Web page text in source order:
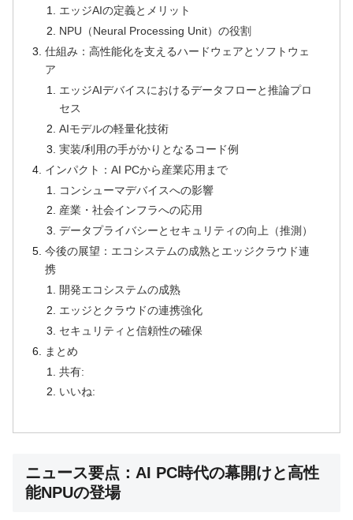
エッジAIの定義とメリット
NPU（Neural Processing Unit）の役割
仕組み：高性能化を支えるハードウェアとソフトウェ
ア
エッジAIデバイスにおけるデータフローと推論プロ
セス
AIモデルの軽量化技術
実装/利用の手がかりとなるコード例
インパクト：AI PCから産業応用まで
コンシューマデバイスへの影響
産業・社会インフラへの応用
データプライバシーとセキュリティの向上（推測）
今後の展望：エコシステムの成熟とエッジクラウド連
携
開発エコシステムの成熟
エッジとクラウドの連携強化
セキュリティと信頼性の確保
まとめ
共有:
いいね:
ニュース要点：AI PC時代の幕開けと高性
能NPUの登場